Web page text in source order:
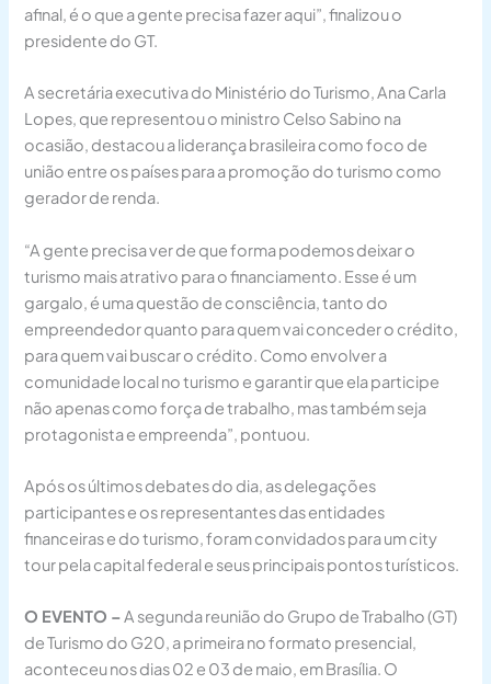
afinal, é o que a gente precisa fazer aqui”, finalizou o
presidente do GT.
A secretária executiva do Ministério do Turismo, Ana Carla
Lopes, que representou o ministro Celso Sabino na
ocasião, destacou a liderança brasileira como foco de
união entre os países para a promoção do turismo como
gerador de renda.
“A gente precisa ver de que forma podemos deixar o
turismo mais atrativo para o financiamento. Esse é um
gargalo, é uma questão de consciência, tanto do
empreendedor quanto para quem vai conceder o crédito,
para quem vai buscar o crédito. Como envolver a
comunidade local no turismo e garantir que ela participe
não apenas como força de trabalho, mas também seja
protagonista e empreenda”, pontuou.
Após os últimos debates do dia, as delegações
participantes e os representantes das entidades
financeiras e do turismo, foram convidados para um city
tour pela capital federal e seus principais pontos turísticos.
O EVENTO –A segunda reunião do Grupo de Trabalho (GT)
de Turismo do G20, a primeira no formato presencial,
aconteceu nos dias 02 e 03 de maio, em Brasília. O